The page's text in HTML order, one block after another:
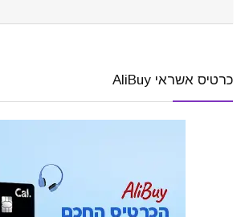
כרטיס אשראי AliBuy